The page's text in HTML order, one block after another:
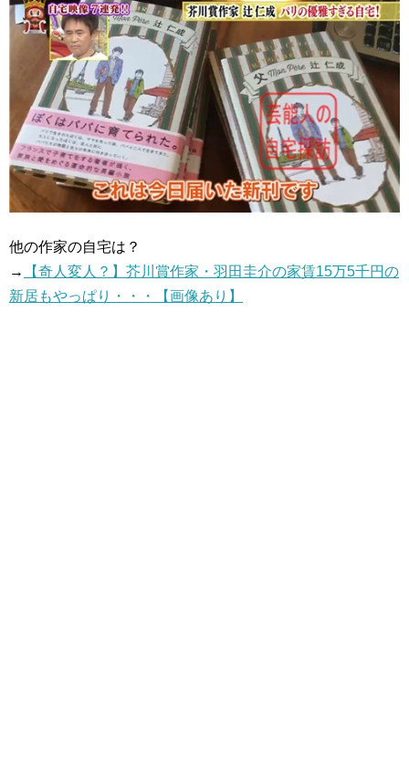
他の作家の自宅は？
→
【奇人変人？】芥川賞作家・羽田圭介の家賃15万5千円の
新居もやっぱり・・・【画像あり】